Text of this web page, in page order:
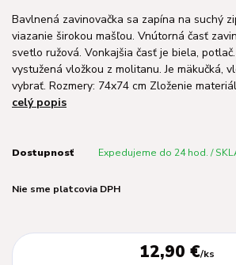
Bavlnená zavinovačka sa zapína na suchý
viazanie širokou mašľou. Vnútorná časť
svetlo ružová. Vonkajšia časť je biela,
vystužená vložkou z molitanu. Je mäkučká,
vybrať. Rozmery: 74x74 cm Zloženie
celý popis
Dostupnosť Expedujeme do 24 hod. /
Nie sme platcovia DPH
12,90 €/ks